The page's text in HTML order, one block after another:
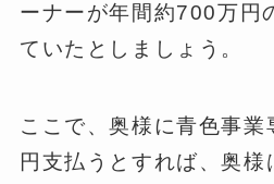
ーナーが年間約700万円
ていたとしましょう。
ここで、奥様に青色事
円支払うとすれば、奥